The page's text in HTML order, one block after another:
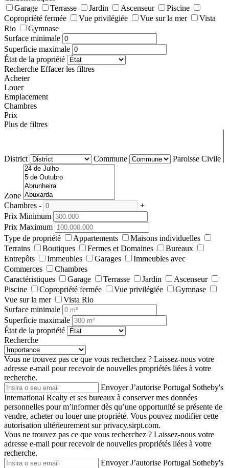
Garage
Terrasse Jardin Ascenseur
Piscine
Copropriété fermée
Vue privilégiée Vue sur la mer
Vista
Rio
Gymnase
Surface minimale
Superficie maximale
État de la propriété
Recherche Effacer les filtres
Acheter
Louer
Emplacement
Chambres
Prix
Plus de filtres
District Commune Paroisse Civile
Zone
Chambres -
+
Prix Minimum
Prix Maximum
Type de propriété
Appartements
Maisons individuelles
Terrains
Boutiques Fermes et Domaines
Bureaux
Entrepôts
Immeubles Garages
Immeubles avec
Commerces
Chambres
Caractéristiques
Garage Terrasse Jardin
Ascenseur
Piscine
Copropriété fermée Vue privilégiée
Gymnase
Vue sur la mer
Vista Rio
Surface minimale
Superficie maximale
État de la propriété
Recherche
Vous ne trouvez pas ce que vous recherchez ? Laissez-nous votre
adresse e-mail pour recevoir de nouvelles propriétés liées à votre
recherche.
Envoyer J’autorise Portugal Sotheby's
International Realty et ses bureaux à conserver mes données
personnelles pour m’informer dès qu’une opportunité se présente de
vendre, acheter ou louer une propriété. Vous pouvez modifier cette
autorisation ultérieurement sur privacy.sirpt.com.
Vous ne trouvez pas ce que vous recherchez ? Laissez-nous votre
adresse e-mail pour recevoir de nouvelles propriétés liées à votre
recherche.
Envoyer J’autorise Portugal Sotheby's